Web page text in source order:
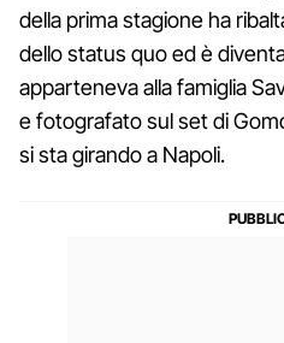
della prima stagione ha
dello status quo ed è
apparteneva alla famiglia
e fotografato sul set di
si sta girando a Napoli.